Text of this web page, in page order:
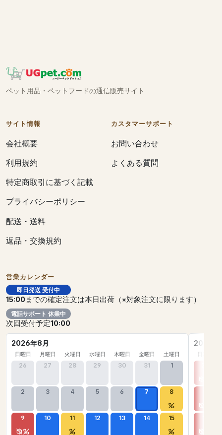
ペット用品・ペットフードの通信販売サイト
サイト情報
会社概要
利用規約
特定商取引に基づく記載
プライバシーポリシー
配送・送料
返品・交換規約
カスタマーサポート
お問い合わせ
よくある質問
営業カレンダー
即日発送 受付中
15:00までの確定注文は本日出荷（※対象注文に限ります）
電話サポート 休業中
次回受付予定10:00
2026年8月
日曜日 月曜日 火曜日 水曜日 木曜日 金曜日 土曜日
26 27 28 29 30 31 1
2 3 4 5 6 7 8
9 10 11 12 13 14 15
2026年
日曜日